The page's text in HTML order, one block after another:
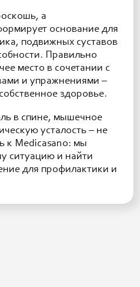
а
основание для
подвижных суставов
Правильно
место в сочетании с
и упражнениями –
здоровье.
в спине, мышечное
усталость – не
к Medicasano: мы
ситуацию и найти
для профилактики и